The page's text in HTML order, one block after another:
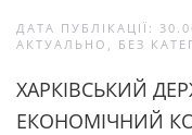
ДАТА ПУБЛІКАЦІЇ:
АКТУАЛЬНО , БЕЗ
ХАРКІВСЬКИЙ
ЕКОНОМІЧНИЙ